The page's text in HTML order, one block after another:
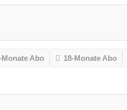
Monate Abo 18-Monate Abo